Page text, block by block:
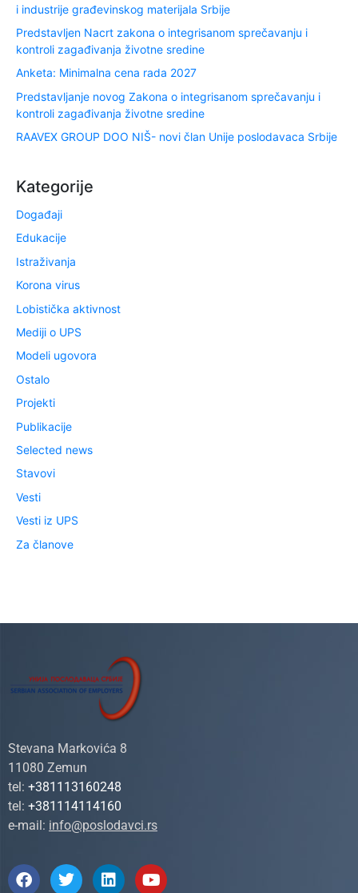
i industrije građevinskog materijala Srbije
Predstavljen Nacrt zakona o integrisanom sprečavanju i
kontroli zagađivanja životne sredine
Anketa: Minimalna cena rada 2027
Predstavljanje novog Zakona o integrisanom sprečavanju i
kontroli zagađivanja životne sredine
RAAVEX GROUP DOO NIŠ- novi član Unije poslodavaca Srbije
Kategorije
Događaji
Edukacije
Istraživanja
Korona virus
Lobistička aktivnost
Mediji o UPS
Modeli ugovora
Ostalo
Projekti
Publikacije
Selected news
Stavovi
Vesti
Vesti iz UPS
Za članove
Stevana Markovića 8
11080 Zemun
tel: +381113160248
tel: +381114114160
e-mail: info@poslodavci.rs